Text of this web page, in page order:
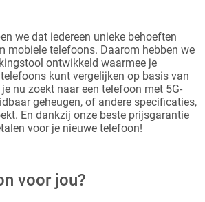
we dat iedereen unieke behoeften
mobiele telefoons. Daarom hebben we
ontwikkeld waarmee je
kunt vergelijken op basis van
nu zoekt naar een telefoon met 5G-
geheugen, of andere specificaties,
En dankzij onze beste prijsgarantie
voor je nieuwe telefoon!
voor jou?